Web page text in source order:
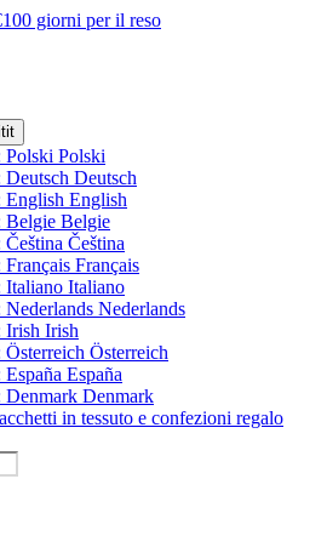
100 giorni per il reso
it
Polski
Deutsch
English
Belgie
Čeština
Français
Italiano
Nederlands
Irish
Österreich
España
Denmark